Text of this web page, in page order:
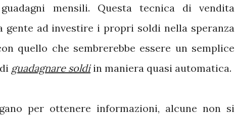
mensili. Questa tecnica di vendita
gente ad investire i propri soldi nella speranza
quello che sembrerebbe essere un semplice
guadagnare soldiin maniera quasi automatica.
per ottenere informazioni, alcune non si